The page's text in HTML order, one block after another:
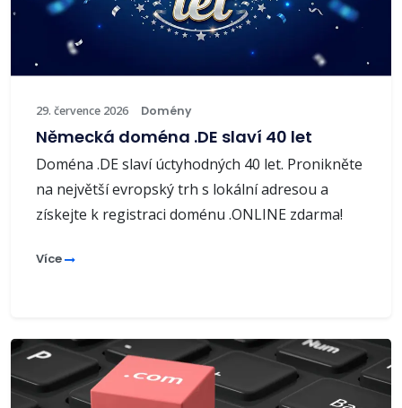
29. července 2026 Domény
Německá doména .DE slaví 40 let
Doména .DE slaví úctyhodných 40 let. Pronikněte
na největší evropský trh s lokální adresou a
získejte k registraci doménu .ONLINE zdarma!
Více